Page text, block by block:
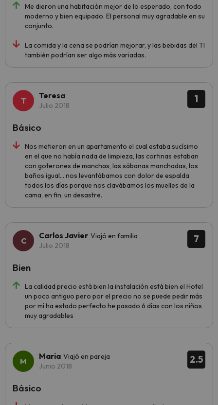
Me dieron una habitación mejor de lo esperado, con todo
moderno y bien equipado. El personal muy agradable en su
conjunto.
La comida y la cena se podrían mejorar, y las bebidas del TI
también podrían ser algo más variadas.
1
Teresa
Julio 2018
Nos metieron en un apartamento el cual estaba sucísimo
en el que no había nada de limpieza, las cortinas estaban
con goterones de manchas, las sábanas manchadas, los
baños igual... nos levantábamos con dolor de espalda
todos los días porque nos clavábamos los muelles de la
cama, en fin, un desastre.
Básico
7
Carlos Javier Viajó en familia
Julio 2018
La calidad precio está bien la instalación está bien el Hotel
un poco antiguo pero por el precio no se puede pedir más
por mí ha estado perfecto he pasado 6 días con los niños
muy agradables
Bien
2.5
Maria Viajó en pareja
Junio 2018
Básico